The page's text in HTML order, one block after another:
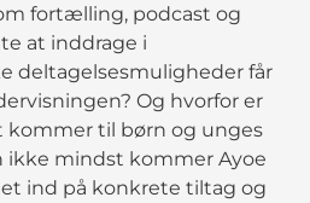
fortælling, podcast og
at inddrage i
deltagelsesmuligheder får
Og hvorfor er
kommer til børn og unges
mindst kommer Ayoe
ind på konkrete tiltag og